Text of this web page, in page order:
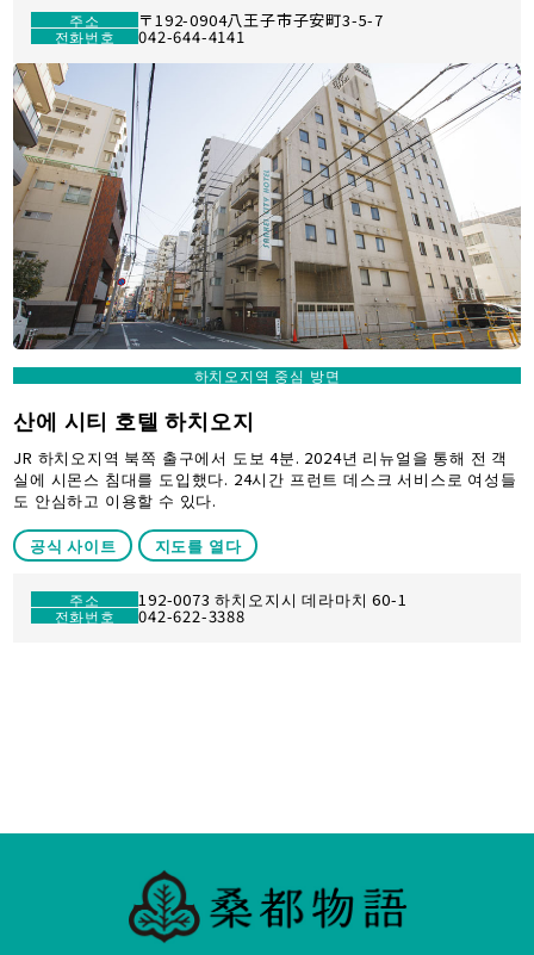
주소 〒192-0904八王子市子安町3-5-7
전화번호 042-644-4141
하치오지역 중심 방면
산에 시티 호텔 하치오지
JR 하치오지역 북쪽 출구에서 도보 4분. 2024년 리뉴얼을 통해 전 객
실에 시몬스 침대를 도입했다. 24시간 프런트 데스크 서비스로 여성들
도 안심하고 이용할 수 있다.
공식 사이트
지도를 열다
주소 192-0073 하치오지시 데라마치 60-1
전화번호 042-622-3388